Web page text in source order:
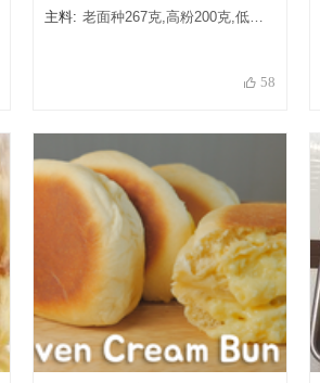
主料: 老面种267克,高粉200克,低粉75克,鲜奶120克（+10克）,白砂糖75克,全蛋液50克,黄油40克,鲜奶油150克,细砂糖10克,果酱适量
58